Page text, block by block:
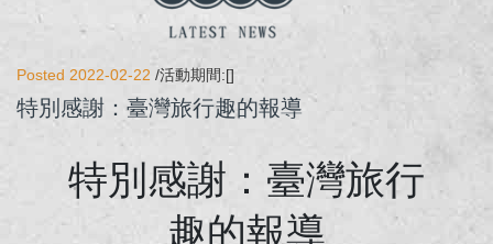
Posted 2022-02-22 /活動期間:[]
特別感謝：臺灣旅行趣的報導
特別感謝：臺灣旅行
趣的報導